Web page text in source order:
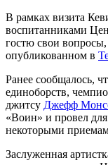
В рамках визита
воспитанниками
гостю свои
опубликованном в
Ранее сообщалось,
единоборств,
джитсу Джефф
«Воин» и провел
некоторыми
Заслуженная